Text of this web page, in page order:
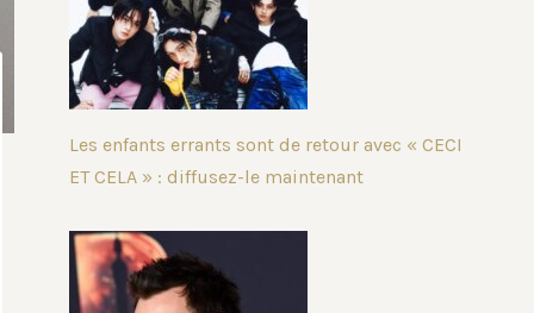
Les enfants errants sont de retour avec « CECI
ET CELA » : diffusez-le maintenant